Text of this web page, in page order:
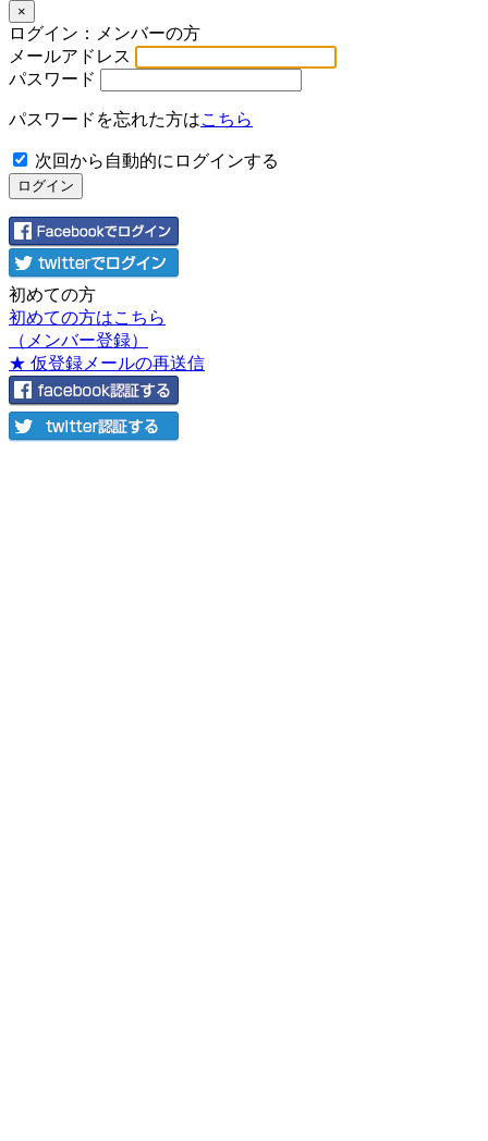
×
ログイン：メンバーの方
メールアドレス
パスワード
パスワードを忘れた方はこちら
次回から自動的にログインする
初めての方
初めての方はこちら
（メンバー登録）
★ 仮登録メールの再送信